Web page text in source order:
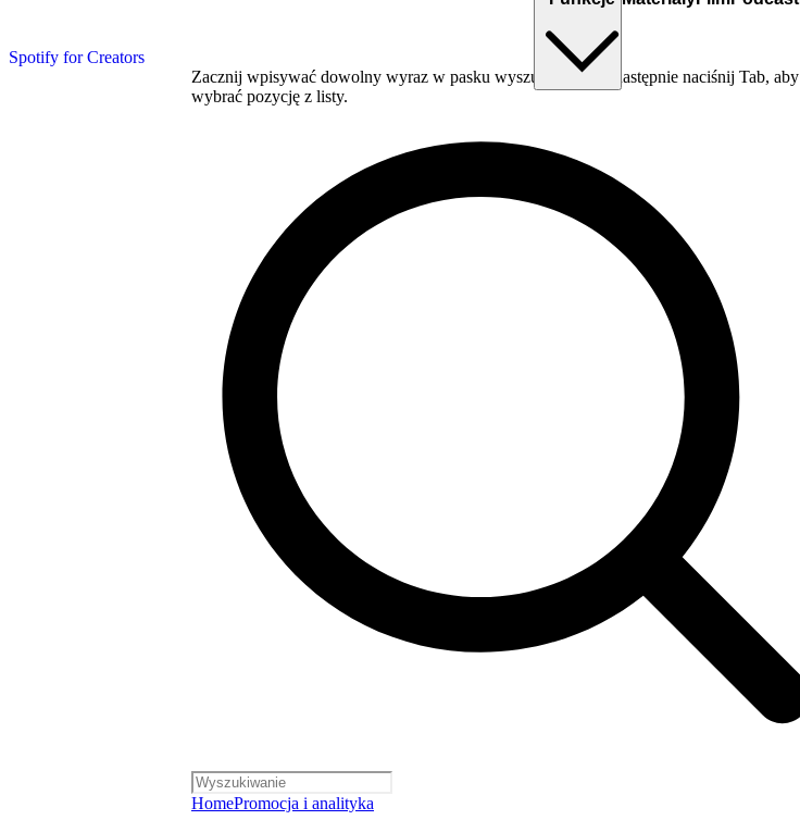
Spotify for Creators
Zacznij wpisywać dowolny wyraz w pasku wyszukiwania, a następnie naciśnij Tab, aby
wybrać pozycję z listy.
HomePromocja i analityka